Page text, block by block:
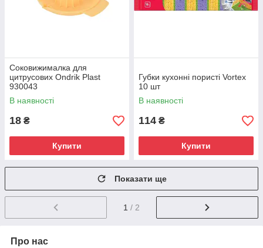
Соковижималка для
цитрусових Ondrik Plast
930043
В наявності
18 ₴
Купити
Губки кухонні пористі Vortex
10 шт
В наявності
114 ₴
Купити
Показати ще
1 / 2
Про нас